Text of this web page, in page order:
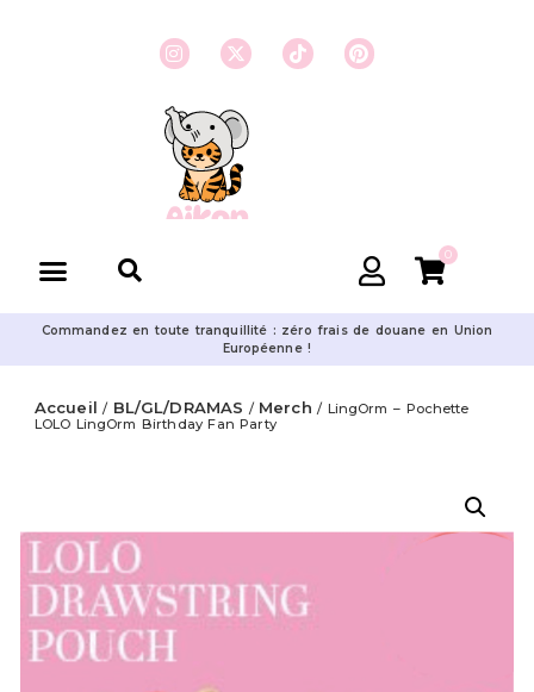
0
Commandez en toute tranquillité : zéro frais de douane en Union
Européenne !
Accueil / BL/GL/DRAMAS / Merch / LingOrm – Pochette
LOLO LingOrm Birthday Fan Party